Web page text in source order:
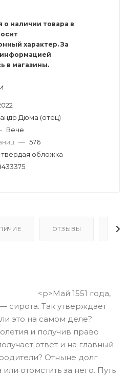
наличии товара в
характер. За
информацией
в магазины.
Дюма (отец)
Вече
— 576
твердая обложка
ОТЗЫВЫ
года,
сирота. Так утверждает
это на самом деле?
и получив право
ответ и на главный
Отныне долг
отомстить за него. Путь